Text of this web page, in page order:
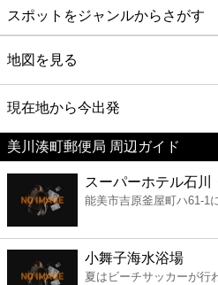
スポットをジャンルからさがす
グルメ
映画
美容
コンビニ
薬局
地図を見る
現在地から今出発
美川湊町郵便局 周辺ガイド
スーパーホテル石川
能美市吉原釜屋町ハ61-1
小舞子海水浴場
夏はビーチサッカーが行